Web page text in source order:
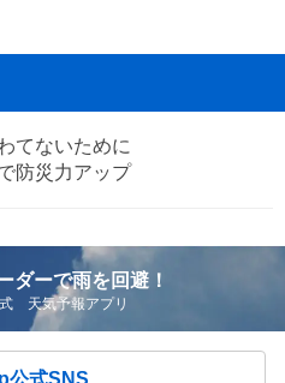
てないために
防災力アップ
ダーで雨を回避！
天気予報アプリ
公式SNS